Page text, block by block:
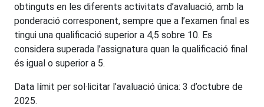
obtinguts en les diferents activitats d’avaluació, amb la
ponderació corresponent, sempre que a l’examen final es
tingui una qualificació superior a 4,5 sobre 10. Es
considera superada l’assignatura quan la qualificació final
és igual o superior a 5.
Data límit per sol·licitar l’avaluació única: 3 d’octubre de
2025.